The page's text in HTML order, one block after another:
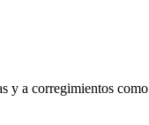
y a corregimientos como